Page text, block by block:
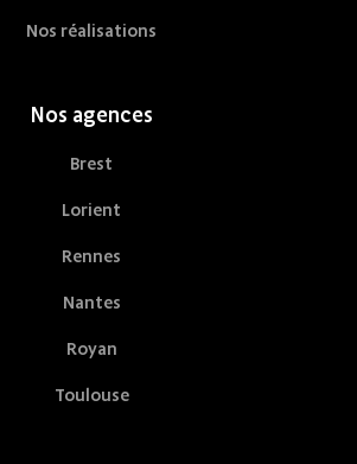
Nos réalisations
Nos agences
Brest
Lorient
Rennes
Nantes
Royan
Toulouse